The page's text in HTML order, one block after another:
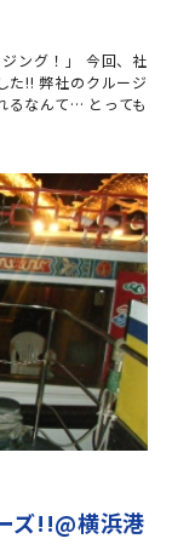
ング！」 今回、社
た!! 弊社のクルージ
るなんて… とっても
ズ!!@横浜港